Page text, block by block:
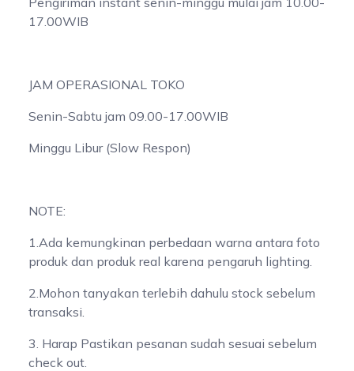
17.00WIB
JAM OPERASIONAL TOKO
Senin-Sabtu jam 09.00-17.00WIB
Minggu Libur (Slow Respon)
NOTE:
1.Ada kemungkinan perbedaan warna antara foto
produk dan produk real karena pengaruh lighting.
2.Mohon tanyakan terlebih dahulu stock sebelum
transaksi.
3. Harap Pastikan pesanan sudah sesuai sebelum
check out.